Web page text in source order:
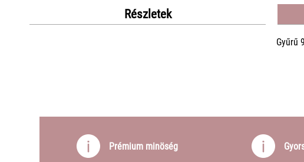
Részletek
Gyűrű
Prémium minöség